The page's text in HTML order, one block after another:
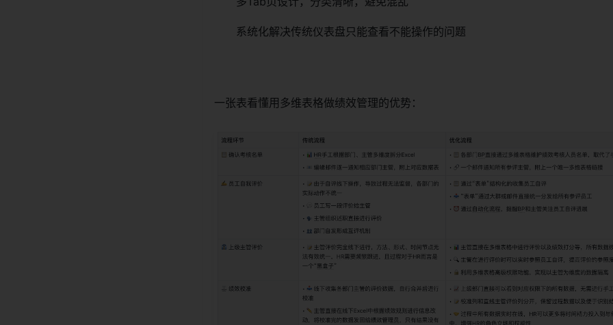
系统化解决传统仪表盘只能查看不能操作的问题
一张表看懂用多维表格做绩效管理的优势：